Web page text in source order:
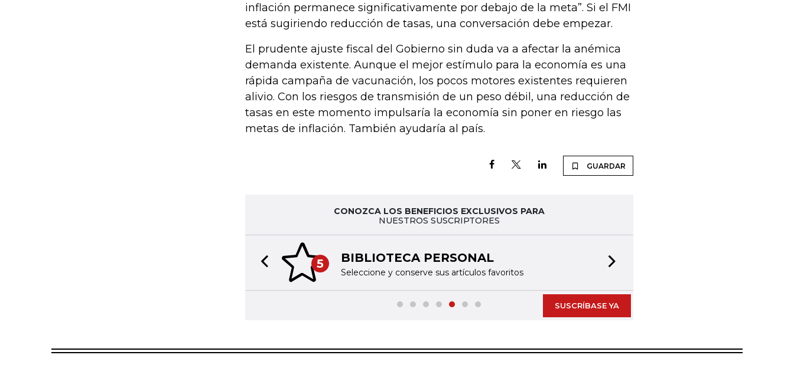
inflación permanece significativamente por debajo de la meta”. Si el FMI
está sugiriendo reducción de tasas, una conversación debe empezar.
El prudente ajuste fiscal del Gobierno sin duda va a afectar la anémica
demanda existente. Aunque el mejor estímulo para la economía es una
rápida campaña de vacunación, los pocos motores existentes requieren
alivio. Con los riesgos de transmisión de un peso débil, una reducción de
tasas en este momento impulsaría la economía sin poner en riesgo las
metas de inflación. También ayudaría al país.
GUARDAR
CONOZCA LOS BENEFICIOS EXCLUSIVOS PARA
NUESTROS SUSCRIPTORES
5 BIBLIOTECA PERSONAL
Seleccione y conserve sus artículos favoritos
Previous slide
SUSCRÍBASE YA